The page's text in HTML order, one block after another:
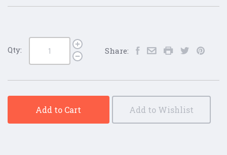
Qty: Share:
Add to Cart Add to Wishlist